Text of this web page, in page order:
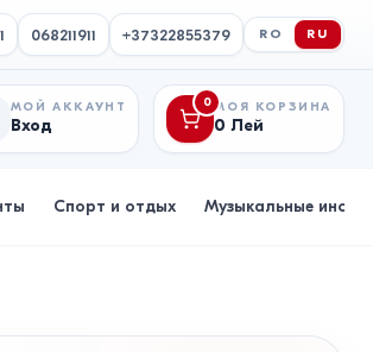
068211911 +37322855379 RO RU
МОЙ АККАУНТ
Вход
0 МОЯ КОРЗИНА
0 Лей
Спорт и отдых Музыкальные